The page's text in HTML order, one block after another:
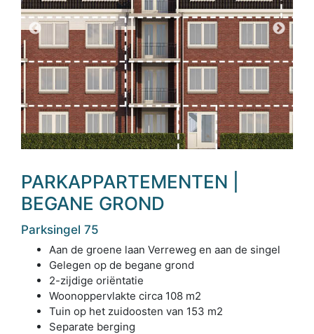
PARKAPPARTEMENTEN |
BEGANE GROND
Parksingel 75
Aan de groene laan Verreweg en aan de singel
Gelegen op de begane grond
2-zijdige oriëntatie
Woonoppervlakte circa 108 m2
Tuin op het zuidoosten van 153 m2
Separate berging